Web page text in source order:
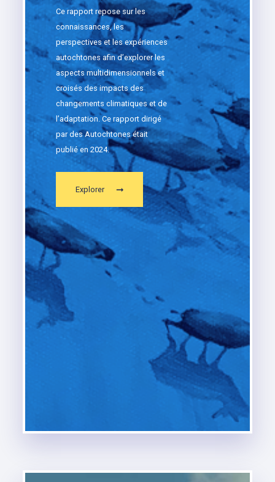
Ce rapport repose sur les
connaissances, les
perspectives et les expériences
autochtones afin d’explorer les
aspects multidimensionnels et
croisés des impacts des
changements climatiques et de
l’adaptation. Ce rapport dirigé
par des Autochtones était
publié en 2024.
Explorer